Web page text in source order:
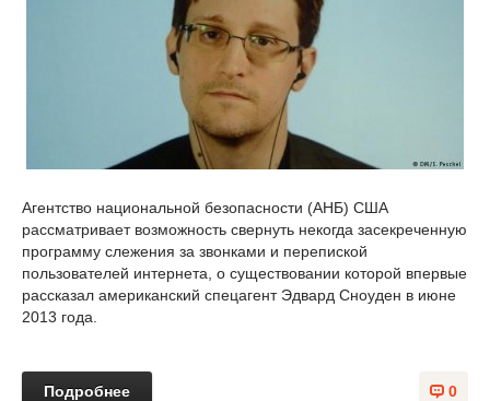
Агентство национальной безопасности (АНБ) США
рассматривает возможность свернуть некогда засекреченную
программу слежения за звонками и перепиской
пользователей интернета, о существовании которой впервые
рассказал американский спецагент Эдвард Сноуден в июне
2013 года.
0
Подробнее